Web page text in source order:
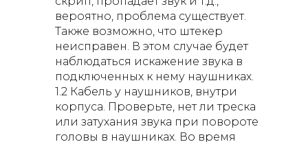
вероятно, проблема существует.
Также возможно, что штекер
неисправен. В этом случае будет
наблюдаться искажение звука в
подключенных к нему наушниках.
1.2 Кабель у наушников, внутри
корпуса. Проверьте, нет ли треска
или затухания звука при повороте
головы в наушниках. Во время